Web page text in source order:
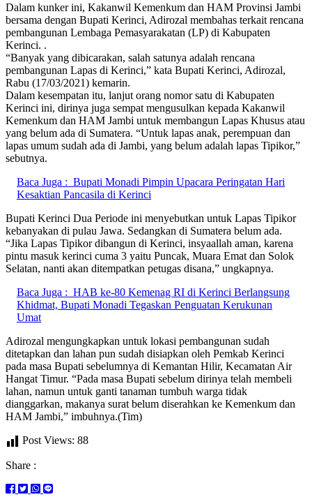
Dalam kunker ini, Kakanwil Kemenkum dan HAM Provinsi Jambi
bersama dengan Bupati Kerinci, Adirozal membahas terkait rencana
pembangunan Lembaga Pemasyarakatan (LP) di Kabupaten
Kerinci. .
“Banyak yang dibicarakan, salah satunya adalah rencana
pembangunan Lapas di Kerinci,” kata Bupati Kerinci, Adirozal,
Rabu (17/03/2021) kemarin.
Dalam kesempatan itu, lanjut orang nomor satu di Kabupaten
Kerinci ini, dirinya juga sempat mengusulkan kepada Kakanwil
Kemenkum dan HAM Jambi untuk membangun Lapas Khusus atau
yang belum ada di Sumatera. “Untuk lapas anak, perempuan dan
lapas umum sudah ada di Jambi, yang belum adalah lapas Tipikor,”
sebutnya.
Baca Juga : Bupati Monadi Pimpin Upacara Peringatan Hari
Kesaktian Pancasila di Kerinci
Bupati Kerinci Dua Periode ini menyebutkan untuk Lapas Tipikor
kebanyakan di pulau Jawa. Sedangkan di Sumatera belum ada.
“Jika Lapas Tipikor dibangun di Kerinci, insyaallah aman, karena
pintu masuk kerinci cuma 3 yaitu Puncak, Muara Emat dan Solok
Selatan, nanti akan ditempatkan petugas disana,” ungkapnya.
Baca Juga : HAB ke-80 Kemenag RI di Kerinci Berlangsung
Khidmat, Bupati Monadi Tegaskan Penguatan Kerukunan
Umat
Adirozal mengungkapkan untuk lokasi pembangunan sudah
ditetapkan dan lahan pun sudah disiapkan oleh Pemkab Kerinci
pada masa Bupati sebelumnya di Kemantan Hilir, Kecamatan Air
Hangat Timur. “Pada masa Bupati sebelum dirinya telah membeli
lahan, namun untuk ganti tanaman tumbuh warga tidak
dianggarkan, makanya surat belum diserahkan ke Kemenkum dan
HAM Jambi,” imbuhnya.(Tim)
Post Views: 88
Share :